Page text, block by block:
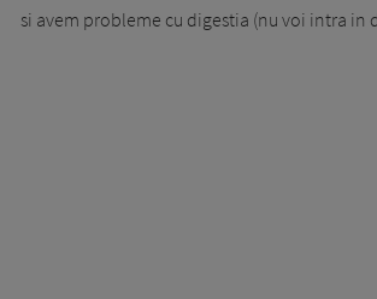
si avem probleme cu digestia (nu voi intra in